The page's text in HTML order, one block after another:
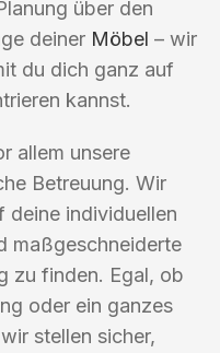
über den
deiner Möbel – wir
du dich ganz auf
kannst.
allem unsere
Betreuung. Wir
deine individuellen
maßgeschneiderte
zu finden. Egal, ob
oder ein ganzes
stellen sicher,